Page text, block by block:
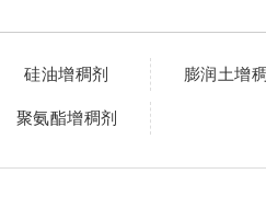
硅油增稠剂 膨润土增
聚氨酯增稠剂